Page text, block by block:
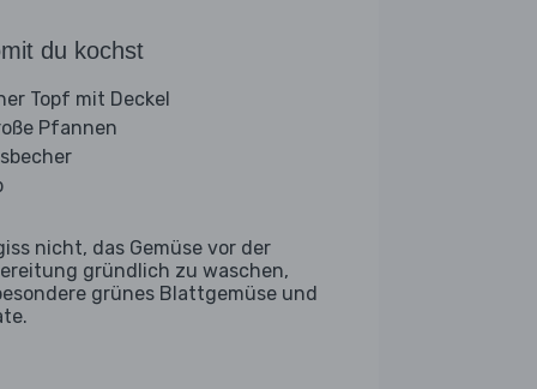
du kochst
Topf mit Deckel
Pfannen
nicht, das Gemüse vor der
gründlich zu waschen,
grünes Blattgemüse und